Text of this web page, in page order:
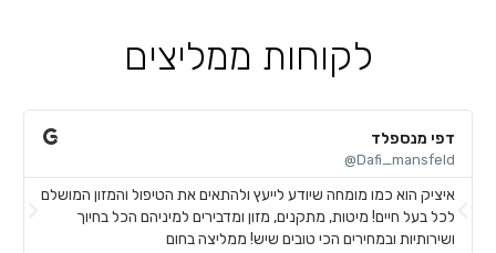
לקוחות ממליצים
דפי מנספלד
Dafi_mansfeld@
איציק הוא כמו מומחה שיודע לייעץ ולהתאים את הטיפול והמזון המושלם
לכל בעל חיים! מיטות, מתקנים, מזון ומדבירים למיניהם הכל בחיוך
ושירותיות ובמחירים הכי טובים שיש! ממליצה בחום